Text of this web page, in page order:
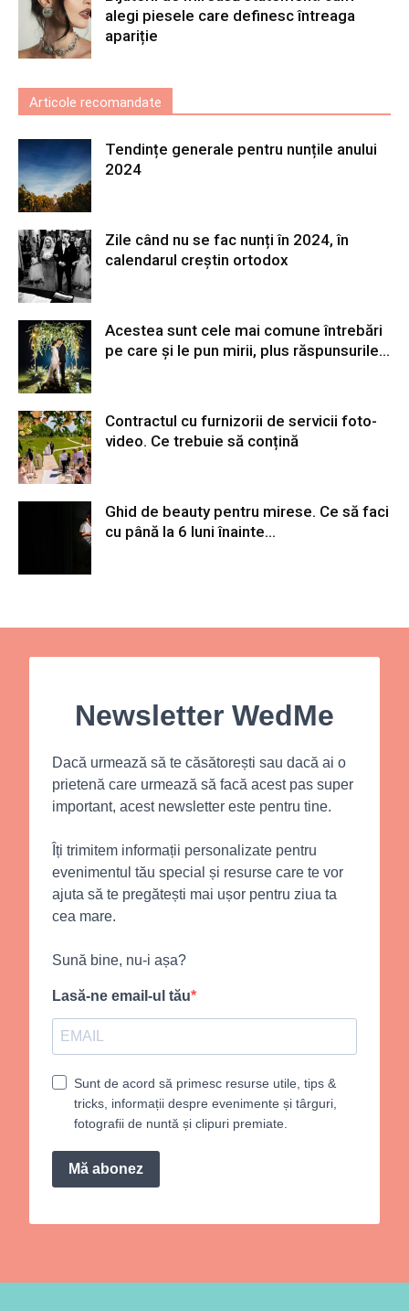
alegi piesele care definesc întreaga
apariție
Articole recomandate
Tendințe generale pentru nunțile anului
2024
Zile când nu se fac nunți în 2024, în
calendarul creștin ortodox
Acestea sunt cele mai comune întrebări
pe care și le pun mirii, plus răspunsurile...
Contractul cu furnizorii de servicii foto-
video. Ce trebuie să conțină
Ghid de beauty pentru mirese. Ce să faci
cu până la 6 luni înainte...
Newsletter WedMe
Dacă urmează să te căsătorești sau dacă ai o
prietenă care urmează să facă acest pas super
important, acest newsletter este pentru tine.
Îți trimitem informații personalizate pentru
evenimentul tău special și resurse care te vor
ajuta să te pregătești mai ușor pentru ziua ta
cea mare.
Sună bine, nu-i așa?
Lasă-ne email-ul tău
Sunt de acord să primesc resurse utile, tips &
tricks, informații despre evenimente și târguri,
fotografii de nuntă și clipuri premiate.
Mă abonez